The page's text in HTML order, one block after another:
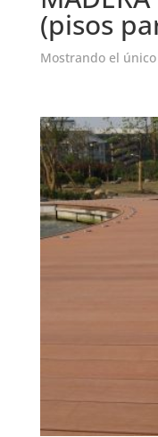
(pisos
Mostrando el